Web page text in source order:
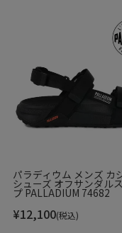
当時の雰囲気を再現
パラディウム メンズ カ
シューズ オフサンダル
プ PALLADIUM 74682
¥12,100(税込)